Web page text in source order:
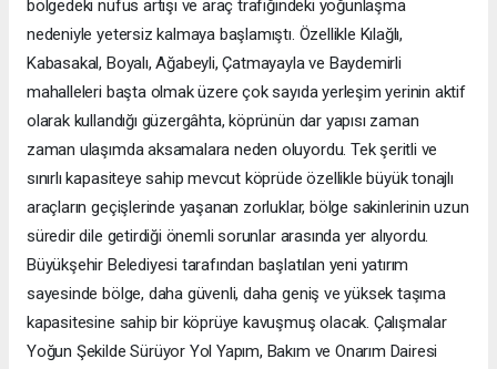
bölgedeki nüfus artışı ve araç trafiğindeki yoğunlaşma
nedeniyle yetersiz kalmaya başlamıştı. Özellikle Kılağlı,
Kabasakal, Boyalı, Ağabeyli, Çatmayayla ve Baydemirli
mahalleleri başta olmak üzere çok sayıda yerleşim yerinin aktif
olarak kullandığı güzergâhta, köprünün dar yapısı zaman
zaman ulaşımda aksamalara neden oluyordu. Tek şeritli ve
sınırlı kapasiteye sahip mevcut köprüde özellikle büyük tonajlı
araçların geçişlerinde yaşanan zorluklar, bölge sakinlerinin uzun
süredir dile getirdiği önemli sorunlar arasında yer alıyordu.
Büyükşehir Belediyesi tarafından başlatılan yeni yatırım
sayesinde bölge, daha güvenli, daha geniş ve yüksek taşıma
kapasitesine sahip bir köprüye kavuşmuş olacak. Çalışmalar
Yoğun Şekilde Sürüyor Yol Yapım, Bakım ve Onarım Dairesi